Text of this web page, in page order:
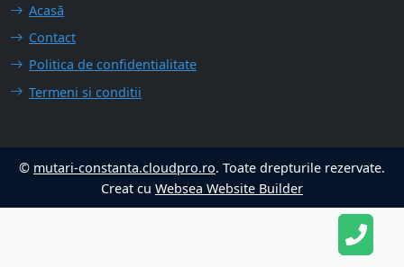
Acasă
Contact
Politica de confidentialitate
Termeni si conditii
© mutari-constanta.cloudpro.ro. Toate drepturile rezervate.
Creat cu Websea Website Builder